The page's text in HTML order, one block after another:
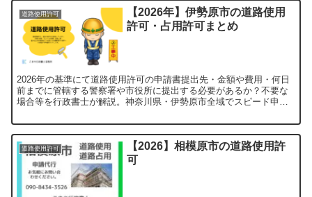
道路使用許可
【2026年】伊勢原市の道路使用
許可・占用許可まとめ
2026年の基準にて道路使用許可の申請書提出先・金額や費用・何日
前までに管轄する警察署や市役所に提出する必要があるか？不要な
場合等を行政書士が解説。神奈川県・伊勢原市全域でスピード申請
道路使用許可
【2026】相模原市の道路使用許
可